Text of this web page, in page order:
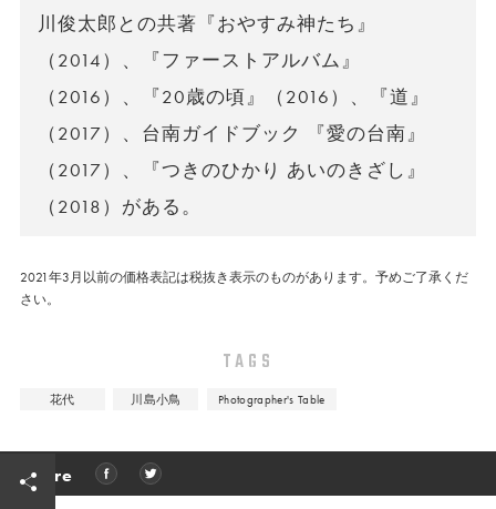
川俊太郎との共著『おやすみ神たち』
（2014）、『ファーストアルバム』
（2016）、『20歳の頃』（2016）、『道』
（2017）、台南ガイドブック 『愛の台南』
（2017）、『つきのひかり あいのきざし』
（2018）がある。
2021年3月以前の価格表記は税抜き表示のものがあります。予めご了承くだ
さい。
TAGS
花代 川島小鳥 Photographer's Table
Share